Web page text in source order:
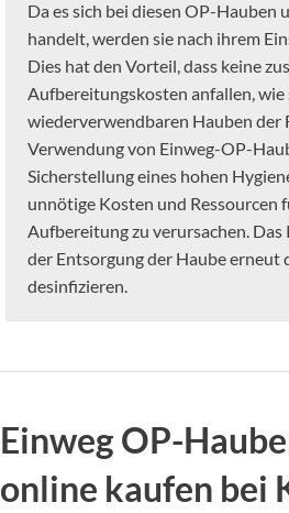
Da es sich bei diesen OP-Hauben
handelt, werden sie nach ihrem
Dies hat den Vorteil, dass keine
Aufbereitungskosten anfallen, wie
wiederverwendbaren Hauben der
Verwendung von Einweg-OP-
Sicherstellung eines hohen
unnötige Kosten und Ressourcen
Aufbereitung zu verursachen. Das
der Entsorgung der Haube erneut
desinfizieren.
Einweg OP-
online kaufen bei